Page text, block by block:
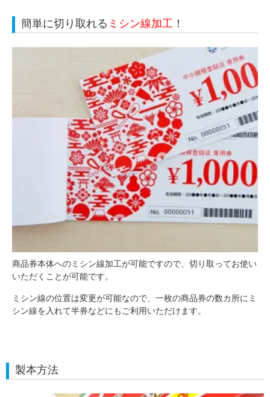
簡単に切り取れる ミシン線加工 ！
商品券本体へのミシン線加工が可能ですので、切り取ってお使い
いただくことが可能です。
ミシン線の位置は変更が可能なので、一枚の商品券の数カ所にミ
シン線を入れて半券などにもご利用いただけます。
製本方法